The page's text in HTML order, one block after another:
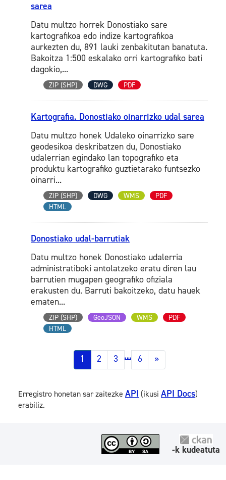
sarea
Datu multzo horrek Donostiako sare
kartografikoa edo indize kartografikoa
aurkezten du, 891 lauki zenbakitutan banatuta.
Bakoitza 1:500 eskalako orri kartografiko bati
dagokio,...
ZIP (SHP) DWG PDF
Kartografia. Donostiako oinarrizko udal sarea
Datu multzo honek Udaleko oinarrizko sare
geodesikoa deskribatzen du, Donostiako
udalerrian egindako lan topografiko eta
produktu kartografiko guztietarako funtsezko
oinarri...
ZIP (SHP) DWG WMS
PDF
HTML
Donostiako udal-barrutiak
Datu multzo honek Donostiako udalerria
administratiboki antolatzeko eratu diren lau
barrutien mugapen geografiko ofiziala
erakusten du. Barruti bakoitzeko, datu hauek
ematen...
ZIP (SHP) GeoJSON WMS
PDF
HTML
1 2 3 ... 6 »
Erregistro honetan sar zaitezke API (ikusi API Docs)
erabiliz.
-k kudeatuta